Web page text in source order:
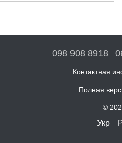
098 908 8918
Контактная
Полная
©
Укр